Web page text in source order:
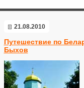
21.08.2010
Путешествие по
Быхов